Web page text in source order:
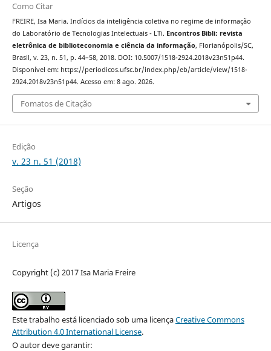
Como Citar
FREIRE, Isa Maria. Indícios da inteligência coletiva no regime de informação
do Laboratório de Tecnologias Intelectuais - LTi. Encontros Bibli: revista
eletrônica de biblioteconomia e ciência da informação, Florianópolis/SC,
Brasil, v. 23, n. 51, p. 44–58, 2018. DOI: 10.5007/1518-2924.2018v23n51p44.
Disponível em: https://periodicos.ufsc.br/index.php/eb/article/view/1518-
2924.2018v23n51p44. Acesso em: 8 ago. 2026.
Fomatos de Citação
Edição
v. 23 n. 51 (2018)
Seção
Artigos
Licença
Copyright (c) 2017 Isa Maria Freire
Este trabalho está licenciado sob uma licençaCreative Commons
Attribution 4.0 International License.
O autor deve garantir: